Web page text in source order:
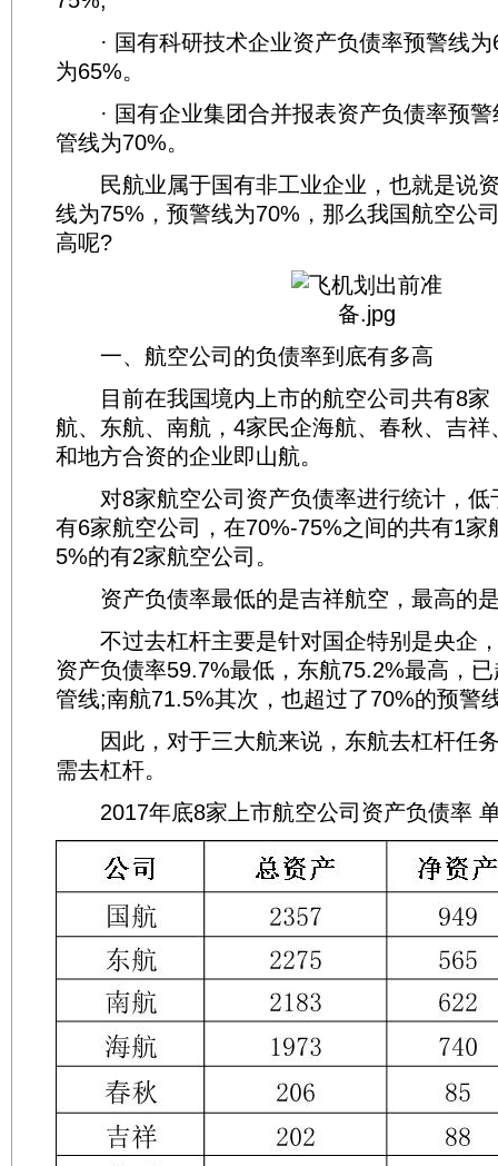
· 国有科研技术企业资产负债率预警线为
为65%。
· 国有企业集团合并报表资产负债率预警
管线为70%。
民航业属于国有非工业企业，也就是说
线为75%，预警线为70%，那么我国航空公
高呢?
一、航空公司的负债率到底有多高
目前在我国境内上市的航空公司共有8家
航、东航、南航，4家民企海航、春秋、吉
和地方合资的企业即山航。
对8家航空公司资产负债率进行统计，低
有6家航空公司，在70%-75%之间的共有1家
5%的有2家航空公司。
资产负债率最低的是吉祥航空，最高的
不过去杠杆主要是针对国企特别是央企
资产负债率59.7%最低，东航75.2%最高，
管线;南航71.5%其次，也超过了70%的预警
因此，对于三大航来说，东航去杠杆任
需去杠杆。
2017年底8家上市航空公司资产负债率